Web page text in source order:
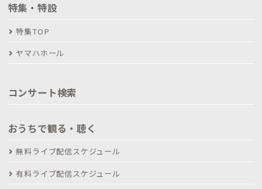
特集・特設
特集TOP
ヤマハホール
コンサート検索
おうちで観る・聴く
無料ライブ配信スケジュール
有料ライブ配信スケジュール